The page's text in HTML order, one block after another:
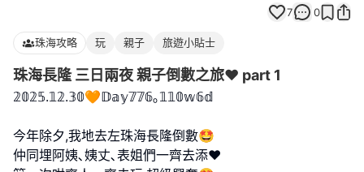
7 0
珠海攻略 玩 親子 旅遊小貼士
珠海長隆 三日兩夜 親子倒數之旅❤️ part 1
𝟚𝟘𝟚𝟝.𝟙𝟚.𝟛𝟘🧡𝔻𝕒𝕪𝟟𝟟𝟞｡𝟙𝟙𝟘𝕨𝟞𝕕
今年除夕,我地去左珠海長隆倒數🤩
仲同埋阿姨､姨丈､表姐們一齊去添❤️